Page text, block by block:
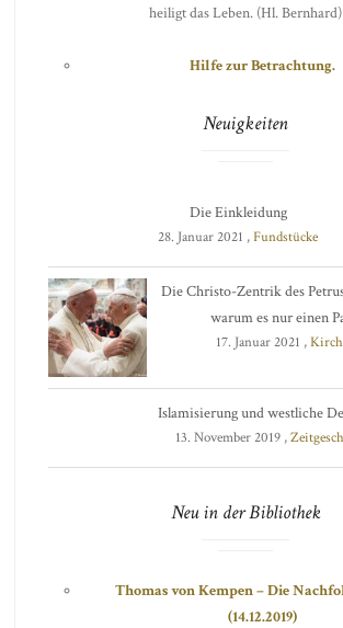
heiligt das Leben. (Hl. Bernhard)
Hilfe zur Betrachtung.
Neuigkeiten
Die Einkleidung
28. Januar 2021 ,Fundstücke
Die Christo-Zentrik des
warum es nur einen
17. Januar 2021 ,
Islamisierung und westliche
13. November 2019 ,
Neu in der Bibliothek
Thomas von Kempen – Die
(14.12.2019)